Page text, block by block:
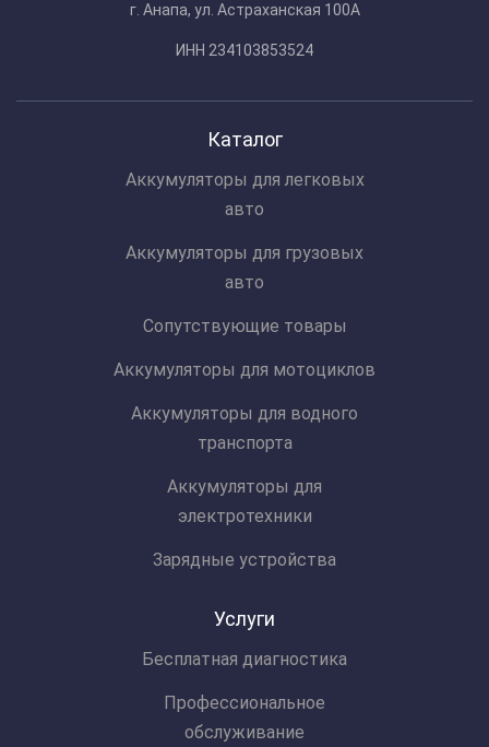
г. Анапа, ул. Астраханская 100А
ИНН 234103853524
Каталог
Аккумуляторы для легковых
авто
Аккумуляторы для грузовых
авто
Сопутствующие товары
Аккумуляторы для мотоциклов
Аккумуляторы для водного
транспорта
Аккумуляторы для
электротехники
Зарядные устройства
Услуги
Бесплатная диагностика
Профессиональное
обслуживание